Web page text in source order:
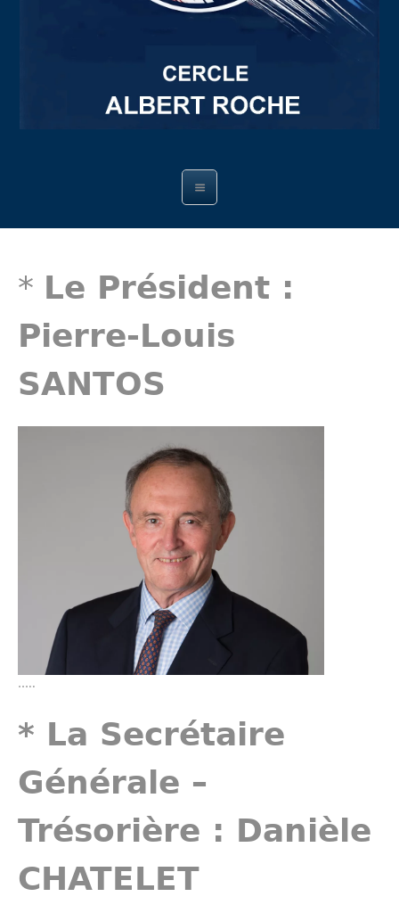
* Le Président :
Pierre-Louis
SANTOS
…..
* La Secrétaire
Générale –
Trésorière : Danièle
CHATELET